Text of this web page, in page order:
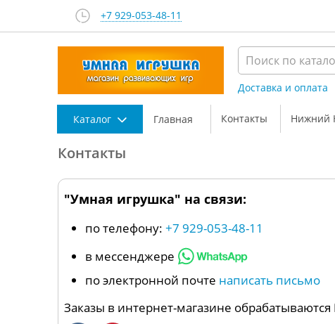
+7 929-053-48-11
Доставка и оплата
Каталог Главная Контакты Нижний
Контакты
"Умная игрушка" на связи:
по телефону: +7 929-053-48-11
в мессенджере
по электронной почте написать письмо
Заказы в интернет-магазине